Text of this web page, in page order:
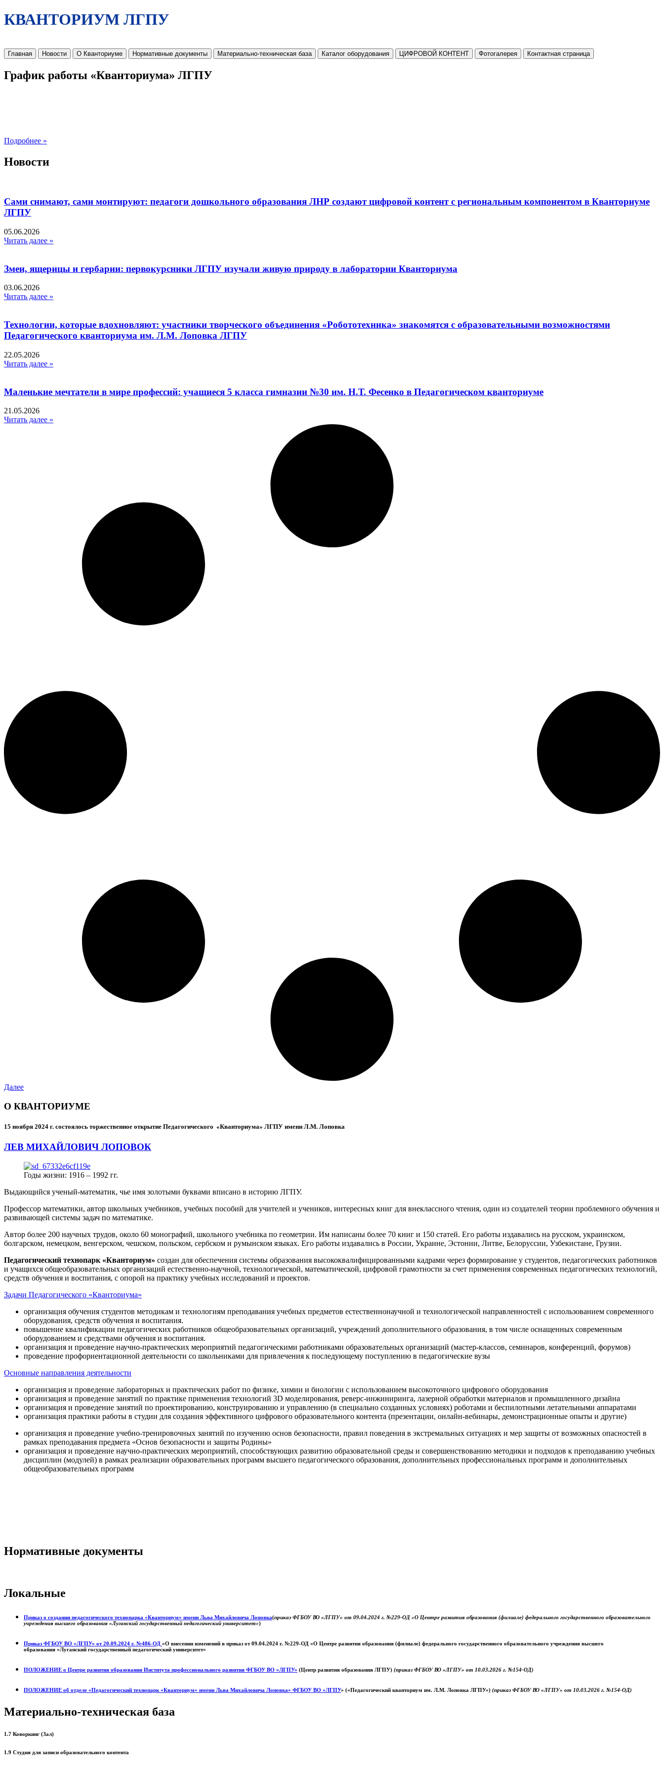
КВАНТОРИУМ ЛГПУ
Главная Новости О Кванториуме Нормативные документы Материально-техническая база Каталог оборудования ЦИФРОВОЙ КОНТЕНТ Фотогалерея Контактная страница
График работы «Кванториума» ЛГПУ
Подробнее »
Новости
Сами снимают, сами монтируют: педагоги дошкольного образования ЛНР создают цифровой контент с региональным компонентом в Кванториуме
ЛГПУ​
05.06.2026
Читать далее »
Змеи, ящерицы и гербарии: первокурсники ЛГПУ изучали живую природу в лаборатории Кванториума
03.06.2026
Читать далее »
Технологии, которые вдохновляют: участники творческого объединения «Робототехника» знакомятся с образовательными возможностями
Педагогического кванториума им. Л.М. Лоповка ЛГПУ
22.05.2026
Читать далее »
Маленькие мечтатели в мире профессий: учащиеся 5 класса гимназии №30 им. Н.Т. Фесенко в Педагогическом кванториуме
21.05.2026
Читать далее »
Далее
О КВАНТОРИУМЕ
15 ноября 2024 г. состоялось торжественное открытие Педагогического «Кванториума» ЛГПУ имени Л.М. Лоповка
ЛЕВ МИХАЙЛОВИЧ ЛОПОВОК
Годы жизни: 1916 – 1992 гг.
Выдающийся ученый-математик, чье имя золотыми буквами вписано в историю ЛГПУ.
Профессор математики, автор школьных учебников, учебных пособий для учителей и учеников, интересных книг для внеклассного чтения, один из создателей теории проблемного обучения и
развивающей системы задач по математике.
Автор более 200 научных трудов, около 60 монографий, школьного учебника по геометрии. Им написаны более 70 книг и 150 статей. Его работы издавались на русском, украинском,
болгарском, немецком, венгерском, чешском, польском, сербском и румынском языках. Его работы издавались в России, Украине, Эстонии, Литве, Белоруссии, Узбекистане, Грузии.
Педагогический технопарк «Кванториум» создан для обеспечения системы образования высококвалифицированными кадрами через формирование у студентов, педагогических работников
и учащихся общеобразовательных организаций естественно-научной, технологической, математической, цифровой грамотности за счет применения современных педагогических технологий,
средств обучения и воспитания, с опорой на практику учебных исследований и проектов.
Задачи Педагогического «Кванториума»
организация обучения студентов методикам и технологиям преподавания учебных предметов естественнонаучной и технологической направленностей с использованием современного
оборудования, средств обучения и воспитания.
повышение квалификации педагогических работников общеобразовательных организаций, учреждений дополнительного образования, в том числе оснащенных современным
оборудованием и средствами обучения и воспитания.
организация и проведение научно-практических мероприятий педагогическими работниками образовательных организаций (мастер-классов, семинаров, конференций, форумов)
проведение профориентационной деятельности со школьниками для привлечения к последующему поступлению в педагогические вузы
Основные направления деятельности
организация и проведение лабораторных и практических работ по физике, химии и биологии с использованием высокоточного цифрового оборудования
организация и проведение занятий по практике применения технологий 3D моделирования, реверс-инжиниринга, лазерной обработки материалов и промышленного дизайна
организация и проведение занятий по проектированию, конструированию и управлению (в специально созданных условиях) роботами и беспилотными летательными аппаратами
организация практики работы в студии для создания эффективного цифрового образовательного контента (презентации, онлайн-вебинары, демонстрационные опыты и другие)
организация и проведение учебно-тренировочных занятий по изучению основ безопасности, правил поведения в экстремальных ситуациях и мер защиты от возможных опасностей в
рамках преподавания предмета «Основ безопасности и защиты Родины»
организация и проведение научно-практических мероприятий, способствующих развитию образовательной среды и совершенствованию методики и подходов к преподаванию учебных
дисциплин (модулей) в рамках реализации образовательных программ высшего педагогического образования, дополнительных профессиональных программ и дополнительных
общеобразовательных программ
Нормативные документы
Локальные
Приказ о создании педагогического технопарка «Кванториум» имени Льва Михайловича Лоповка(приказ ФГБОУ ВО «ЛГПУ» от 09.04.2024 г. №229-ОД «О Центре развития образования (филиале) федерального государственного образовательного
учреждения высшего образования «Луганский государственный педагогический университет»)
Приказ ФГБОУ ВО «ЛГПУ» от 20.09.2024 г. №486-ОД «О внесении изменений в приказ от 09.04.2024 г. №229-ОД «О Центре развития образования (филиале) федерального государственного образовательного учреждения высшего
образования «Луганский государственный педагогический университет»
ПОЛОЖЕНИЕ о Центре развития образования Института профессионального развития ФГБОУ ВО «ЛГПУ» (Центр развития образования ЛГПУ) (приказ ФГБОУ ВО «ЛГПУ» от 10.03.2026 г. №154-ОД)
ПОЛОЖЕНИЕ об отделе «Педагогический технопарк «Кванториум» имени Льва Михайловича Лоповка» ФГБОУ ВО «ЛГПУ» («Педагогический кванториум им. Л.М. Лоповка ЛГПУ») (приказ ФГБОУ ВО «ЛГПУ» от 10.03.2026 г. №154-ОД)
Материально-техническая база
1.7 Коворкинг (Зал)
1.9 Студия для записи образовательного контента